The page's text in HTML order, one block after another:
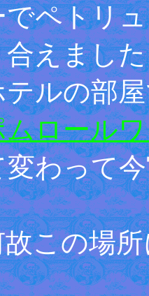
ペトリ
えまし
ルの部
ロール
わって
この場